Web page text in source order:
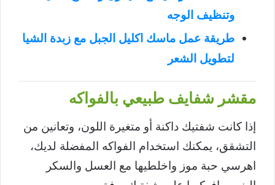
وتنظيف الوجه
طريقة عمل ماسك اكليل الجبل مع زبدة الشيا
لتطويل الشعر
مقشر شفايف طبيعي بالفواكه
إذا كانت شفتيك داكنة أو متغيرة اللون، وتعانين من
التشقق، يمكنك استخدام الفواكه المفضلة لديك،
اهرسي حبة موز واخلطيها مع العسل والسكر